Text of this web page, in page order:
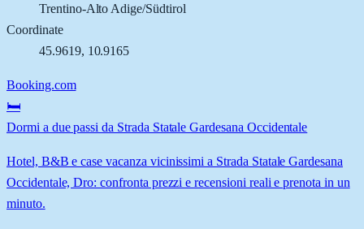
Trentino-Alto Adige/Südtirol
Coordinate
45.9619, 10.9165
Booking.com
🛏️
Dormi a due passi da Strada Statale Gardesana Occidentale
Hotel, B&B e case vacanza vicinissimi a Strada Statale Gardesana
Occidentale, Dro: confronta prezzi e recensioni reali e prenota in un
minuto.